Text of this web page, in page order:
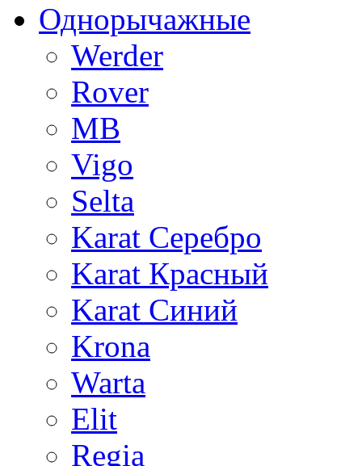
Однорычажные
Werder
Rover
MB
Vigo
Selta
Karat Серебро
Karat Красный
Karat Синий
Krona
Warta
Elit
Regia